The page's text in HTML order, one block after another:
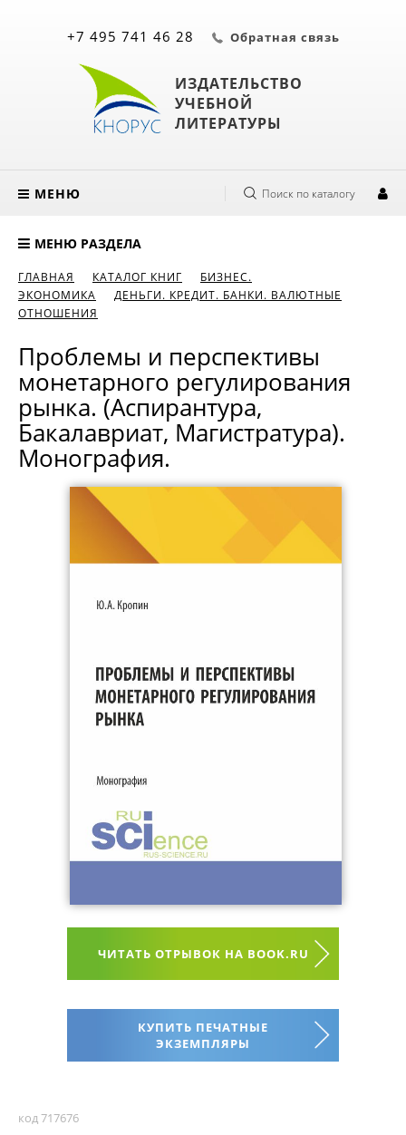
ИЗДАТЕЛЬСТВО
УЧЕБНОЙ
ЛИТЕРАТУРЫ
+7 495 741 46 28 Обратная связь
МЕНЮ Поиск по каталогу
МЕНЮ РАЗДЕЛА
ГЛАВНАЯ КАТАЛОГ КНИГ
БИЗНЕС.
ЭКОНОМИКА
ДЕНЬГИ. КРЕДИТ. БАНКИ. ВАЛЮТНЫЕ
ОТНОШЕНИЯ
Проблемы и перспективы
монетарного регулирования
рынка. (Аспирантура,
Бакалавриат, Магистратура).
Монография.
ЧИТАТЬ ОТРЫВОК НА BOOK.RU
КУПИТЬ ПЕЧАТНЫЕ
ЭКЗЕМПЛЯРЫ
код 717676